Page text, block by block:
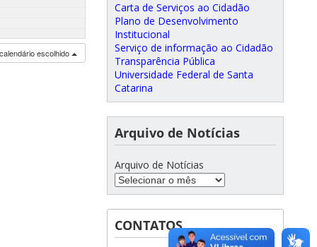
escolhido
Carta de Serviços ao Cidadão
Plano de Desenvolvimento
Institucional
Serviço de informação ao Cidadão
Transparência Pública
Universidade Federal de Santa
Catarina
Arquivo de Notícias
Arquivo de Notícias
CONTATOS